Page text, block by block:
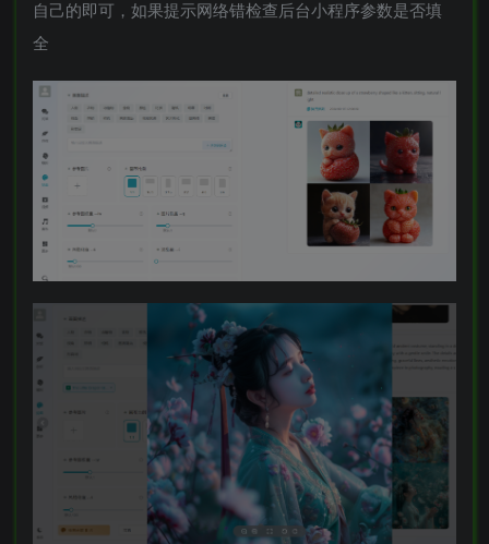
自己的即可，如果提示网络错检查后台小程序参数是否填
全